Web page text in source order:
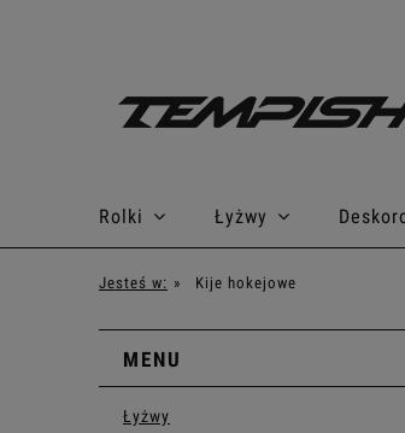
Rolki Łyżwy
Jesteś w: » Kije hokejowe
MENU
Łyżwy